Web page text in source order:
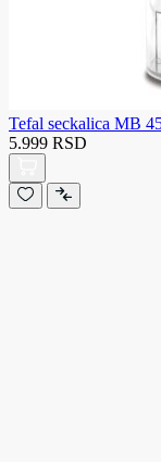
Tefal seckalica MB
5.999 RSD